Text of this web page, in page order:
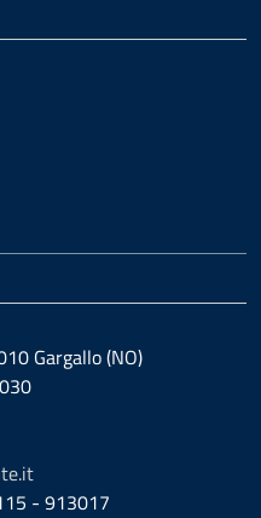
Gargallo (NO)
- 913017